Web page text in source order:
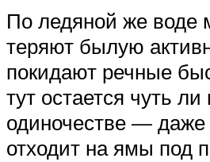
По ледяной же воде
теряют былую
покидают речные
тут остается чуть ли
одиночестве — даже
отходит на ямы под